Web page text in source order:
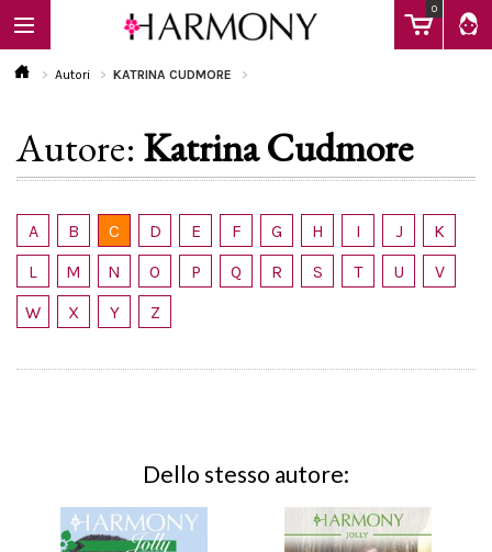
0
EBOOK
LIBRI
Calendario
Autori KATRINA CUDMORE
Autore: Katrina Cudmore
A B C D E F G H I J
K
L
M N O P Q R S T U
V
W
X Y Z
Dello stesso autore: